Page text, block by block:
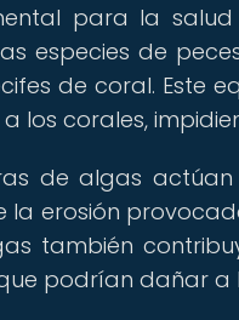
para la
especies de
de coral. Este
los corales,
de algas
erosión
también
podrían dañar a